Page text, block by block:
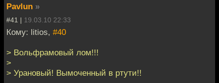
Pavlun »
#41 | 19.03.10 22:33
Кому: litios, #40
> Вольфрамовый лом!!!
>
> Урановый! Вымоченный в ртути!!